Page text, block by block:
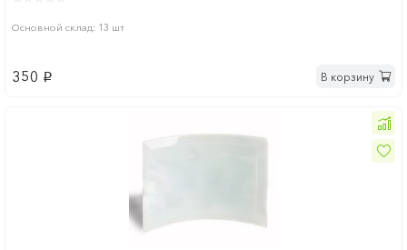
Основной склад: 13 шт
350 p В корзину